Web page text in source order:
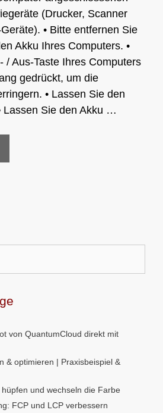
(Drucker, Scanner
• Bitte entfernen Sie
Akku Ihres Computers. •
/ Aus-Taste Ihres Computers
gedrückt, um die
• Lassen Sie den
Lassen Sie den Akku …
von QuantumCloud direkt mit
& optimieren | Praxisbeispiel &
und wechseln die Farbe
FCP und LCP verbessern